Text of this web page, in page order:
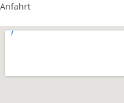
Anfahrt